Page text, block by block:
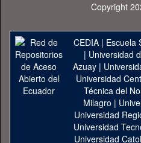
Copyright
CEDIA| Escuela
| Universidad
Azuay|
Universidad
Técnica del
Milagro |
Universidad
Universidad
Universidad